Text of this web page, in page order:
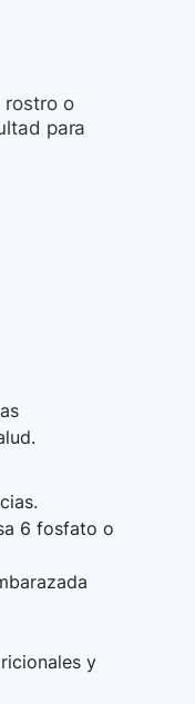
rostro o
para
6 fosfato o
y